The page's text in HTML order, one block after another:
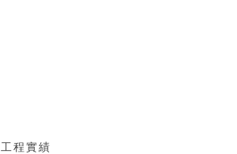
工程實績